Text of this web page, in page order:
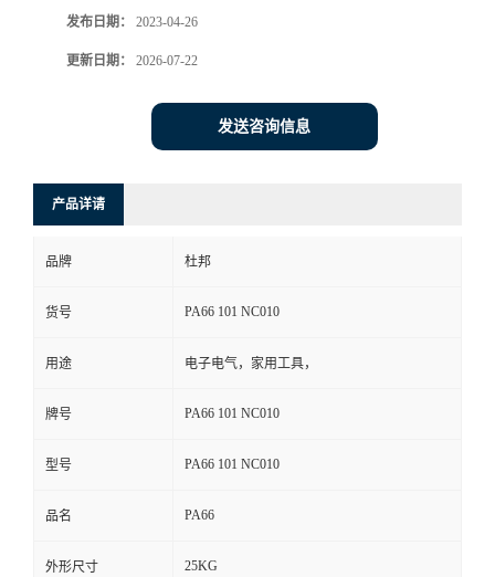
系
言
发布日期： 2023-04-26
更新日期： 2026-07-22
发送咨询信息
产品详请
品牌 杜邦
货号 PA66 101 NC010
用途 电子电气，家用工具，
牌号 PA66 101 NC010
型号 PA66 101 NC010
品名 PA66
外形尺寸 25KG